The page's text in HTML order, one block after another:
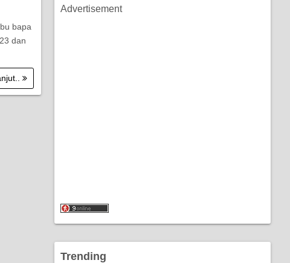
bapa
dan
Advertisement
Trending